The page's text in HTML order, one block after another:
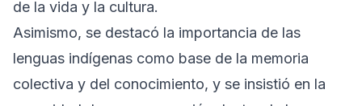
de la vida y la cultura.
Asimismo, se destacó la importancia de las
lenguas indígenas como base de la memoria
colectiva y del conocimiento, y se insistió en la